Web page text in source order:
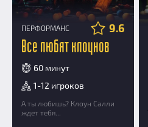
ПЕРФОРМАНС 9.6
Все любят клоунов
60 минут
1-12 игроков
А ты любишь? Клоун Салли
ждет тебя...